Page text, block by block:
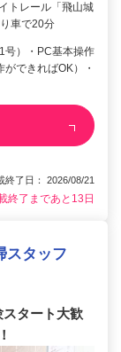
トレール「飛山城
車で20分
号）・PC基本操作
できればOK）・
了日： 2026/08/21
終了まであと13日
スタッフ
スタート大歓